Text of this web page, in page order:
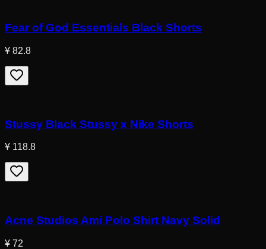
Fear of God Essentials Black Shorts
¥ 82.8
Stussy Black Stussy x Nike Shorts
¥ 118.8
Acne Studios Ami Polo Shirt Navy Solid
¥ 72